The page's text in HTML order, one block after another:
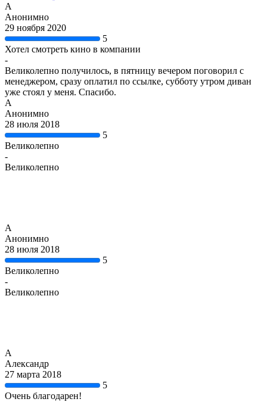
А
Анонимно
29 ноября 2020
5
Хотел смотреть кино в компании
-
Великолепно получилось, в пятницу вечером поговорил с
менеджером, сразу оплатил по ссылке, субботу утром диван
уже стоял у меня. Спасибо.
А
Анонимно
28 июля 2018
5
Великолепно
-
Великолепно
А
Анонимно
28 июля 2018
5
Великолепно
-
Великолепно
А
Александр
27 марта 2018
5
Очень благодарен!